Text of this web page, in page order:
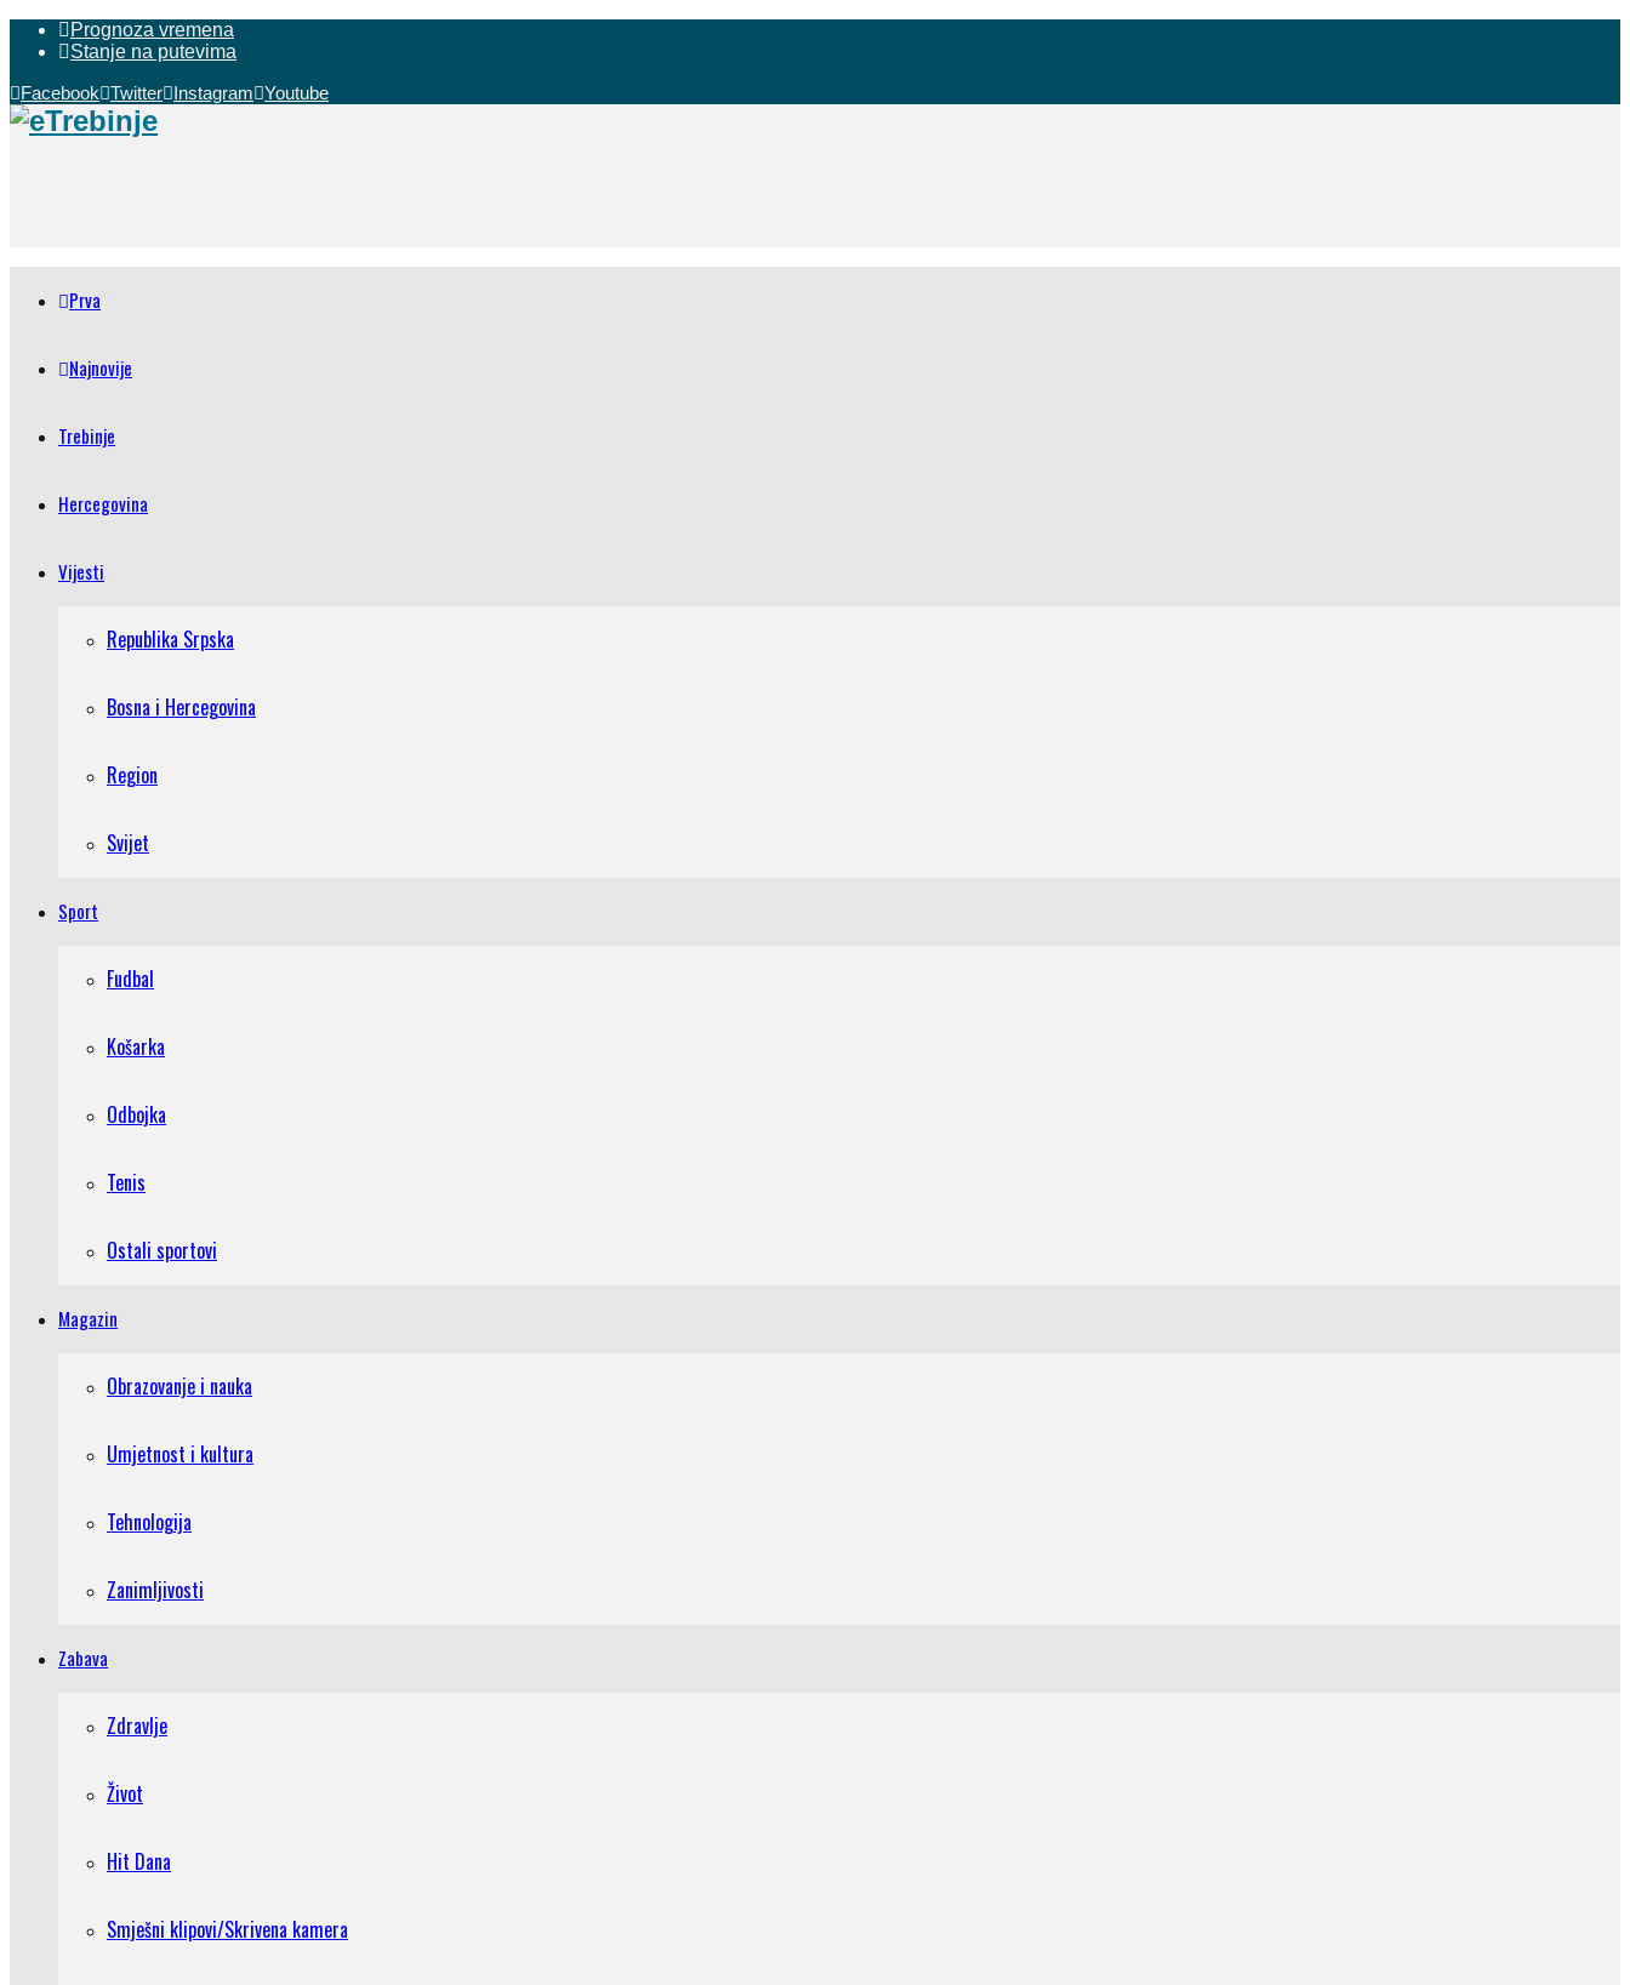
Prognoza vremena
Stanje na putevima
Facebook Twitter Instagram Youtube
Prva
Najnovije
Trebinje
Hercegovina
Vijesti
Republika Srpska
Bosna i Hercegovina
Region
Svijet
Sport
Fudbal
Košarka
Odbojka
Tenis
Ostali sportovi
Magazin
Obrazovanje i nauka
Umjetnost i kultura
Tehnologija
Zanimljivosti
Zabava
Zdravlje
Život
Hit Dana
Smješni klipovi/Skrivena kamera